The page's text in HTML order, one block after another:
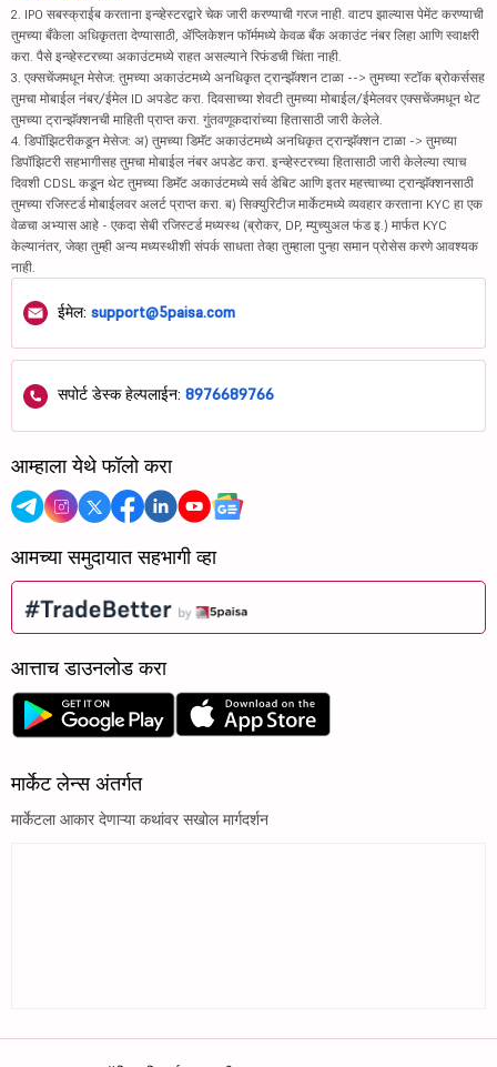
2. IPO सबस्क्राईब करताना इन्व्हेस्टरद्वारे चेक जारी करण्याची गरज नाही. वाटप झाल्यास पेमेंट करण्याची
तुमच्या बँकेला अधिकृतता देण्यासाठी, ॲप्लिकेशन फॉर्ममध्ये केवळ बँक अकाउंट नंबर लिहा आणि स्वाक्षरी
करा. पैसे इन्व्हेस्टरच्या अकाउंटमध्ये राहत असल्याने रिफंडची चिंता नाही.
3. एक्सचेंजमधून मेसेज: तुमच्या अकाउंटमध्ये अनधिकृत ट्रान्झॅक्शन टाळा --> तुमच्या स्टॉक ब्रोकर्ससह
तुमचा मोबाईल नंबर/ईमेल ID अपडेट करा. दिवसाच्या शेवटी तुमच्या मोबाईल/ईमेलवर एक्सचेंजमधून थेट
तुमच्या ट्रान्झॅक्शनची माहिती प्राप्त करा. गुंतवणूकदारांच्या हितासाठी जारी केलेले.
4. डिपॉझिटरीकडून मेसेज: अ) तुमच्या डिमॅट अकाउंटमध्ये अनधिकृत ट्रान्झॅक्शन टाळा -> तुमच्या
डिपॉझिटरी सहभागीसह तुमचा मोबाईल नंबर अपडेट करा. इन्व्हेस्टरच्या हितासाठी जारी केलेल्या त्याच
दिवशी CDSL कडून थेट तुमच्या डिमॅट अकाउंटमध्ये सर्व डेबिट आणि इतर महत्त्वाच्या ट्रान्झॅक्शनसाठी
तुमच्या रजिस्टर्ड मोबाईलवर अलर्ट प्राप्त करा. ब) सिक्युरिटीज मार्केटमध्ये व्यवहार करताना KYC हा एक
वेळचा अभ्यास आहे - एकदा सेबी रजिस्टर्ड मध्यस्थ (ब्रोकर, DP, म्युच्युअल फंड इ.) मार्फत KYC
केल्यानंतर, जेव्हा तुम्ही अन्य मध्यस्थीशी संपर्क साधता तेव्हा तुम्हाला पुन्हा समान प्रोसेस करणे आवश्यक
नाही.
ईमेल: support@5paisa.com
सपोर्ट डेस्क हेल्पलाईन: 8976689766
आम्हाला येथे फॉलो करा
आमच्या समुदायात सहभागी व्हा
आत्ताच डाउनलोड करा
मार्केट लेन्स अंतर्गत
मार्केटला आकार देणाऱ्या कथांवर सखोल मार्गदर्शन